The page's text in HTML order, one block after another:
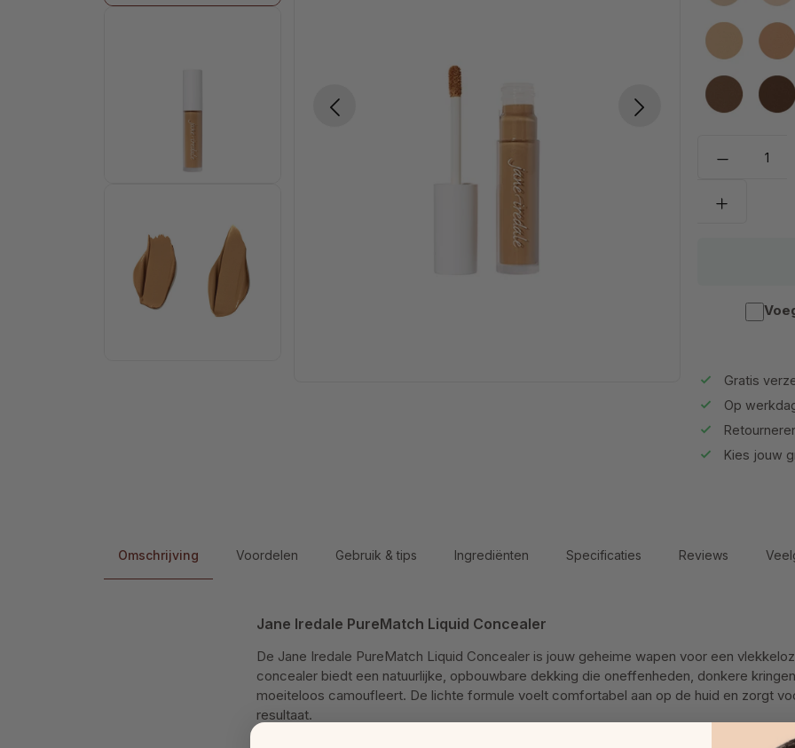
8N 9W
15W 16W
Gratis
Op
Kies jouw
Omschrijving Voordelen Gebruik & tips Ingrediënten Specificaties Reviews
Jane Iredale PureMatch Liquid Concealer
De Jane Iredale PureMatch Liquid Concealer is jouw geheime wapen voor een
concealer biedt een natuurlijke, opbouwbare dekking die oneffenheden, donkere
moeiteloos camoufleert. De lichte formule voelt comfortabel aan op de huid en zorgt
resultaat.